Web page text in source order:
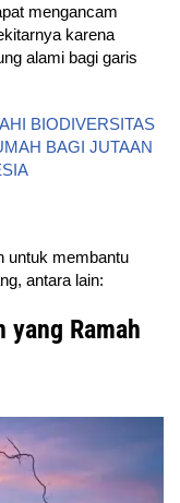
mengancam
karena
alami bagi garis
BIODIVERSITAS
BAGI JUTAAN
untuk membantu
antara lain:
yang Ramah